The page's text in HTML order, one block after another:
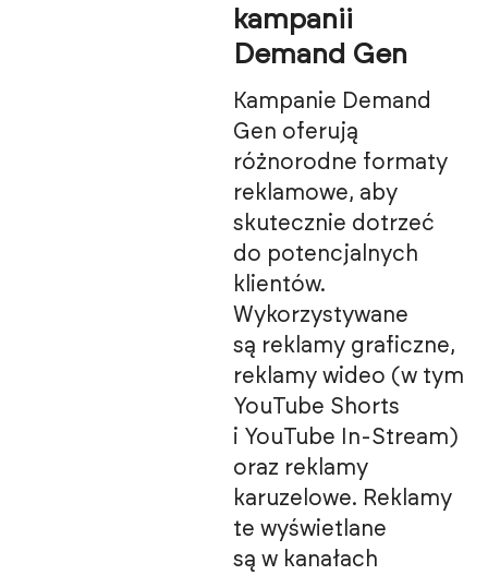
kampanii
Demand Gen
Kampanie Demand
Gen oferują
różnorodne formaty
reklamowe, aby
skutecznie dotrzeć
do potencjalnych
klientów.
Wykorzystywane
są reklamy graficzne,
reklamy wideo (w tym
YouTube Shorts
i YouTube In-Stream)
oraz reklamy
karuzelowe. Reklamy
te wyświetlane
są w kanałach